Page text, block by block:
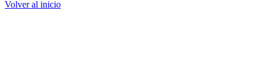
Volver al inicio